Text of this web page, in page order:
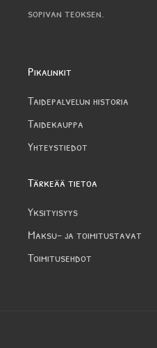
sopivan teoksen.
Pikalinkit
Taidepalvelun historia
Taidekauppa
Yhteystiedot
Tärkeää tietoa
Yksityisyys
Maksu- ja toimitustavat
Toimitusehdot